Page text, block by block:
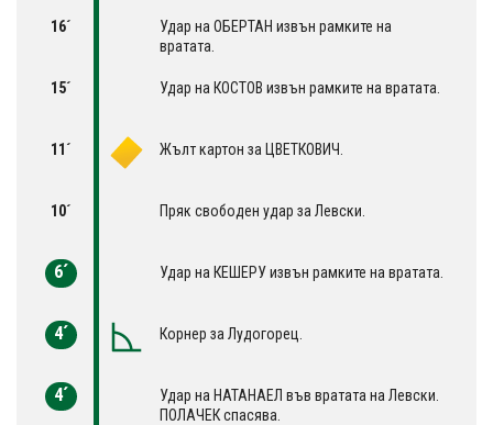
16´
Удар на ОБЕРТАН извън рамките на
вратата.
15´ Удар на КОСТОВ извън рамките на вратата.
11´ Жълт картон за ЦВЕТКОВИЧ.
10´ Пряк свободен удар за Левски.
6´ Удар на КЕШЕРУ извън рамките на вратата.
4´ Корнер за Лудогорец.
4´
Удар на НАТАНАЕЛ във вратата на Левски.
ПОЛАЧЕК спасява.